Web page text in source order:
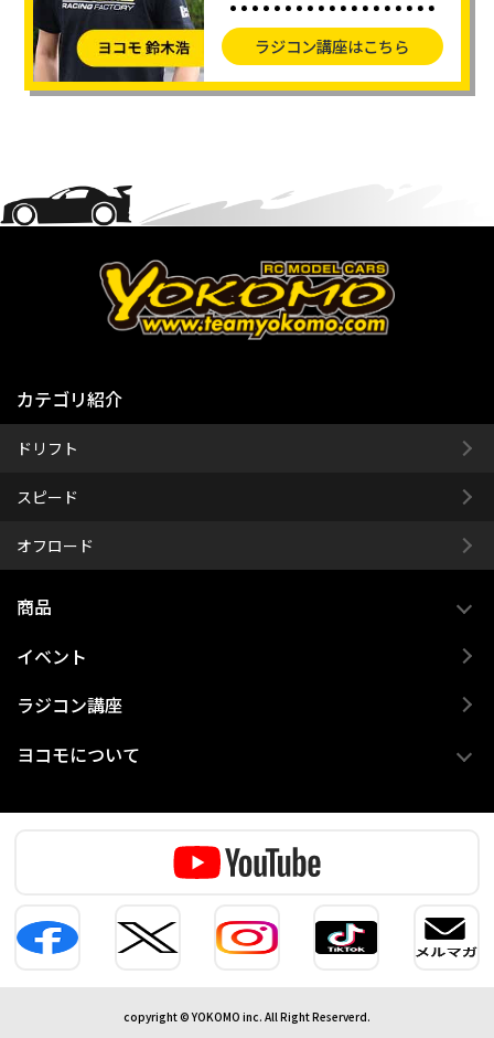
ラジコン講座はこちら
カテゴリ紹介
ドリフト
スピード
オフロード
商品
イベント
ラジコン講座
ヨコモについて
copyright © YOKOMO inc. All Right Reserverd.